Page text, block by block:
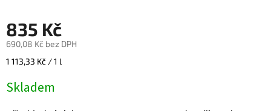
835 Kč
690,08 Kč bez DPH
Měrná
1 113,33 Kč / 1 l
Skladem